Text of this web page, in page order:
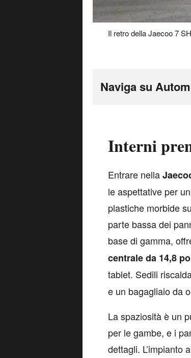
Il retro della Jaecoo 7
Naviga su
Interni
Entrare nella
le aspettative per
plastiche morbide
parte bassa dei
base di gamma,
centrale da 14,8
tablet. Sedili
e un bagagliaio da
La spaziosità è un
per le gambe, e i
dettagli. L’impianto